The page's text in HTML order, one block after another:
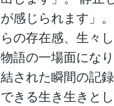
が感じられます」
らの存在感、生々
物語の一場面にな
結された瞬間の記
できる生き生きと